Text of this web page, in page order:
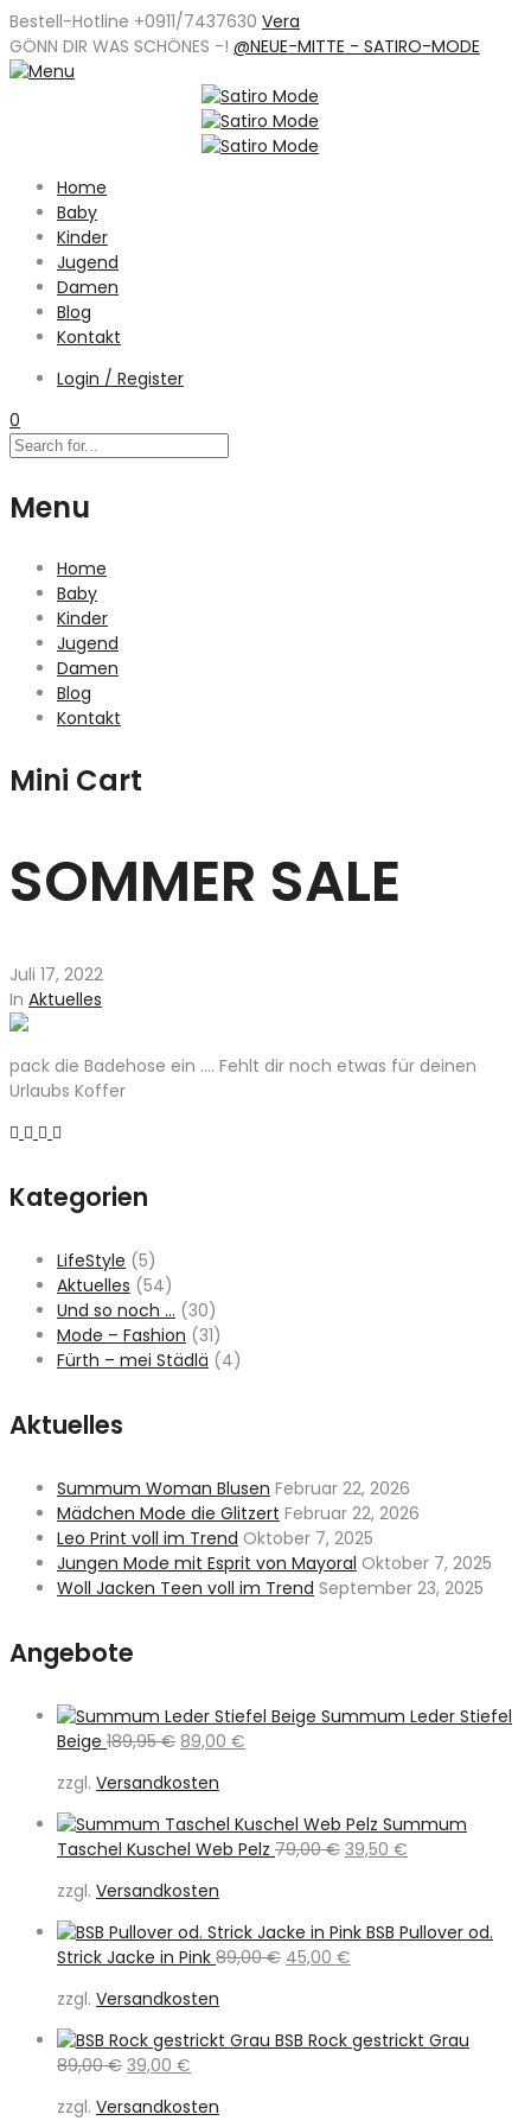
Bestell-Hotline +0911/7437630 Vera
GÖNN DIR WAS SCHÖNES -! @NEUE-MITTE - SATIRO-MODE
Home
Baby
Kinder
Jugend
Damen
Blog
Kontakt
Login / Register
0
Menu
Home
Baby
Kinder
Jugend
Damen
Blog
Kontakt
Mini Cart
SOMMER SALE
Juli 17, 2022
In Aktuelles
pack die Badehose ein …. Fehlt dir noch etwas für deinen
Urlaubs Koffer
Kategorien
LifeStyle (5)
Aktuelles (54)
Und so noch … (30)
Mode – Fashion (31)
Fürth – mei Städlä (4)
Aktuelles
Summum Woman Blusen Februar 22, 2026
Mädchen Mode die Glitzert Februar 22, 2026
Leo Print voll im Trend Oktober 7, 2025
Jungen Mode mit Esprit von Mayoral Oktober 7, 2025
Woll Jacken Teen voll im Trend September 23, 2025
Angebote
Summum Leder Stiefel
Beige 189,95€ Ursprünglicher
war:
189,95 €
89,00 €
89,00 €.
zzgl. Versandkosten
Summum
Taschel Kuschel Web Pelz 79,00€ Ursprünglicher
79,00 €
39,50 €
39,50 €.
zzgl. Versandkosten
BSB Pullover od.
Strick Jacke in Pink 89,00€ Ursprünglicher
89,00 €
45,00 €
45,00 €.
zzgl. Versandkosten
BSB Rock gestrickt Grau
89,00€ Ursprünglicher
war:
39,00 €
ist:
zzgl. Versandkosten